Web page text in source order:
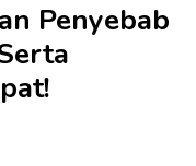
Penyebab